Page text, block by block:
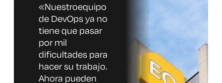
«Nuestroequipo
de DevOps ya no
tiene que pasar
por mil
dificultades para
hacer su trabajo.
Ahora pueden